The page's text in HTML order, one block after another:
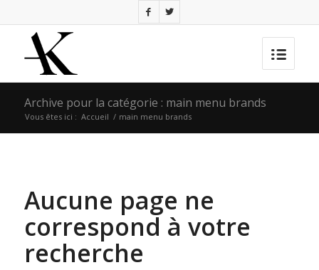
Archive pour la catégorie : main menu brands
Vous êtes ici : Accueil / main menu brands
Aucune page ne
correspond à votre
recherche